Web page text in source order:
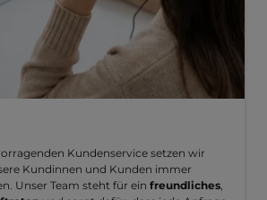
Kundenservice setzen wir
Kundinnen und Kunden immer
Unser Team steht für ein freundliches,